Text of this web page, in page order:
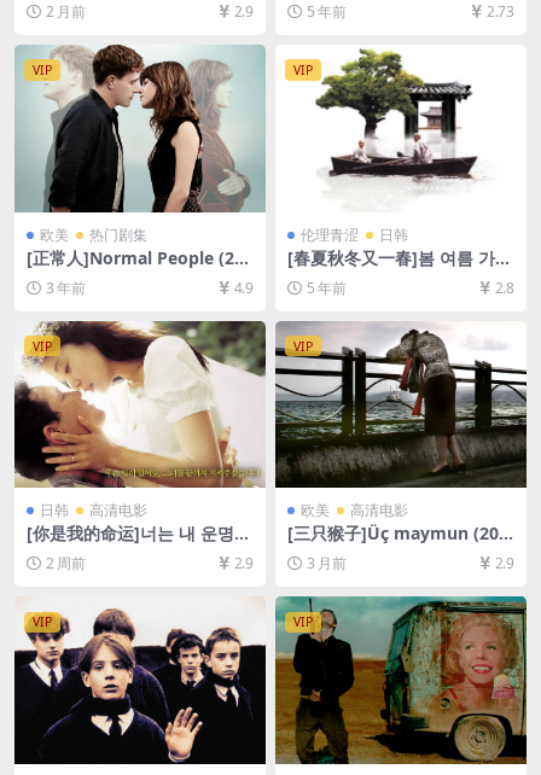
080P超清未删减资源][网盘在
线播放/下载][MP4/10GB][中
文字幕]
2 月前 2.9
源1080P超清未删减][MP4/7.
5 年前 2.73
VIP
欧美 热门剧集
[正常人]Normal People (202
0)[百度网盘+夸克网盘1080P
超清未删减资源][网盘在线播
幕]
3 年前 4.9
VIP
伦理青涩 日韩
[春夏秋冬又一春]봄 여름 가을
겨울 그리고 봄 (2003)[百度网
盘+迅雷云盘资源1080P超清
字]
5 年前 2.8
VIP
日韩 高清电影
[你是我的命运]너는 내 운명
(2005)[百度网盘+夸克网盘10
80P超清未删减资源][网盘在
线播放/下载][MP4/8GB][中文
字幕]
2 周前 2.9
VIP
欧美 高清电影
[三只猴子]Üç maymun (200
8)[百度网盘+夸克网盘1080P
超清未删减资源][网盘在线播
放/下载][MP4/6.8GB][中文字
幕]
3 月前 2.9
VIP VIP